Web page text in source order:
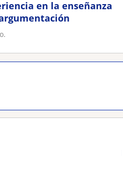
en la enseñanza